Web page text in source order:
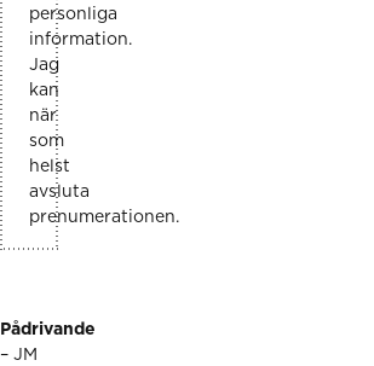
personliga
information.
Jag
kan
när
som
helst
avsluta
prenumerationen.
Pådrivande
– JM